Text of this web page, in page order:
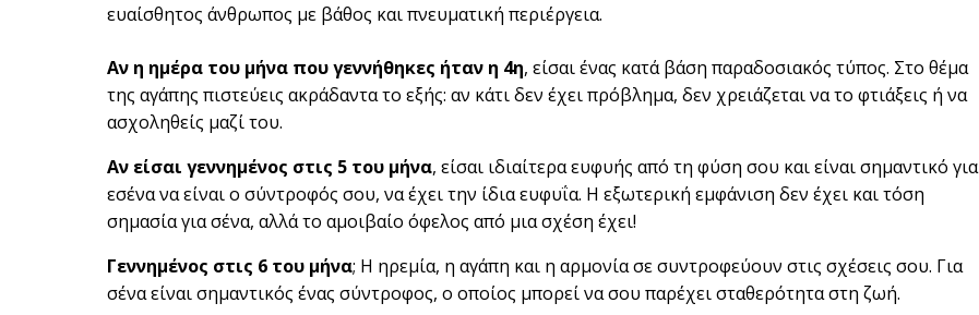
ευαίσθητος άνθρωπος με βάθος και πνευματική περιέργεια.
Αν η ημέρα του μήνα που γεννήθηκες ήταν η 4η, είσαι ένας κατά βάση παραδοσιακός τύπος. Στο θέμα
της αγάπης πιστεύεις ακράδαντα το εξής: αν κάτι δεν έχει πρόβλημα, δεν χρειάζεται να το φτιάξεις ή να
ασχοληθείς μαζί του.
Αν είσαι γεννημένος στις 5 του μήνα, είσαι ιδιαίτερα ευφυής από τη φύση σου και είναι σημαντικό για
εσένα να είναι ο σύντροφός σου, να έχει την ίδια ευφυΐα. Η εξωτερική εμφάνιση δεν έχει και τόση
σημασία για σένα, αλλά το αμοιβαίο όφελος από μια σχέση έχει!
Γεννημένος στις 6 του μήνα; Η ηρεμία, η αγάπη και η αρμονία σε συντροφεύουν στις σχέσεις σου. Για
σένα είναι σημαντικός ένας σύντροφος, ο οποίος μπορεί να σου παρέχει σταθερότητα στη ζωή.